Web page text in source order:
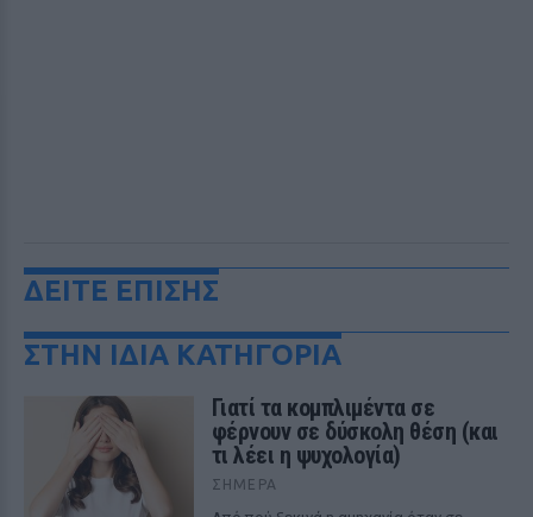
ΔΕΙΤΕ ΕΠΙΣΗΣ
ΣΤΗΝ ΙΔΙΑ ΚΑΤΗΓΟΡΙΑ
Γιατί τα κομπλιμέντα σε
φέρνουν σε δύσκολη θέση (και
τι λέει η ψυχολογία)
ΣΉΜΕΡΑ